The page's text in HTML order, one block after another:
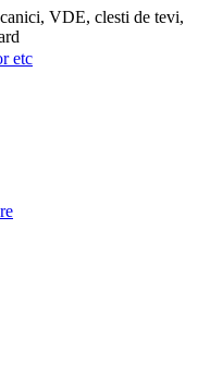
VDE, clesti de tevi,
etc